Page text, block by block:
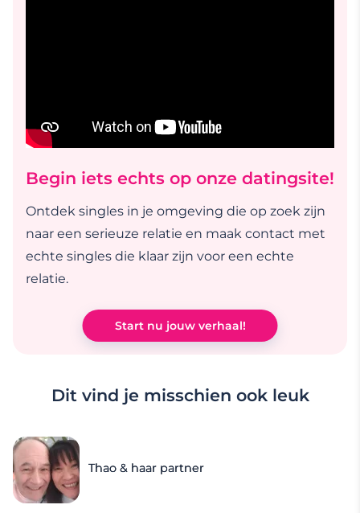
Begin iets echts op onze datingsite!
Ontdek singles in je omgeving die op zoek zijn
naar een serieuze relatie en maak contact met
echte singles die klaar zijn voor een echte
relatie.
Start nu jouw verhaal!
Dit vind je misschien ook leuk
Thao & haar partner